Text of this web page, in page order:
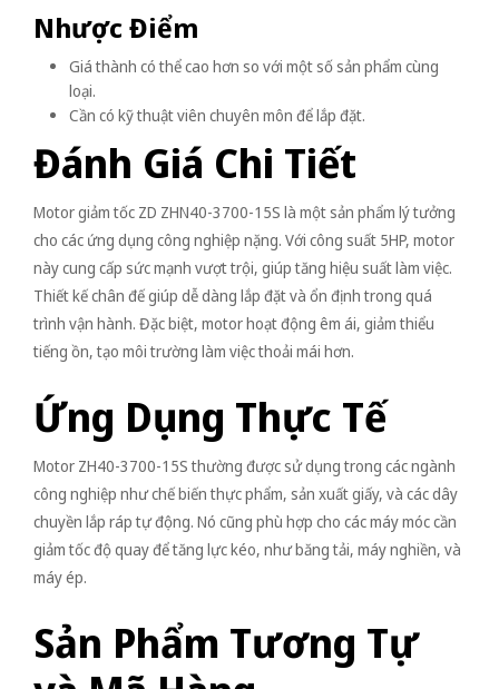
Nhược Điểm
Giá thành có thể cao hơn so với một số sản phẩm cùng
loại.
Cần có kỹ thuật viên chuyên môn để lắp đặt.
Đánh Giá Chi Tiết
Motor giảm tốc ZD ZHN40-3700-15S là một sản phẩm lý tưởng
cho các ứng dụng công nghiệp nặng. Với công suất 5HP, motor
này cung cấp sức mạnh vượt trội, giúp tăng hiệu suất làm việc.
Thiết kế chân đế giúp dễ dàng lắp đặt và ổn định trong quá
trình vận hành. Đặc biệt, motor hoạt động êm ái, giảm thiểu
tiếng ồn, tạo môi trường làm việc thoải mái hơn.
Ứng Dụng Thực Tế
Motor ZH40-3700-15S thường được sử dụng trong các ngành
công nghiệp như chế biến thực phẩm, sản xuất giấy, và các dây
chuyền lắp ráp tự động. Nó cũng phù hợp cho các máy móc cần
giảm tốc độ quay để tăng lực kéo, như băng tải, máy nghiền, và
máy ép.
Sản Phẩm Tương Tự